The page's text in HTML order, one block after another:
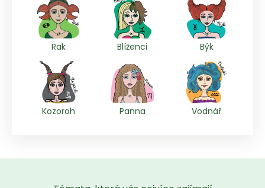
Rak Blíženci Býk
Kozoroh Panna Vodnář